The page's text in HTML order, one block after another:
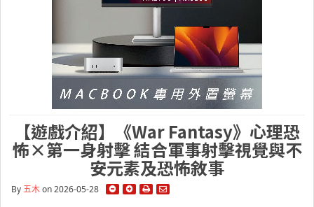
【遊戲介紹】《War Fantasy》心理恐
怖×第一身射擊 結合軍事射擊視覺與不
安元素及恐怖敘事
By五木on 2026-05-28